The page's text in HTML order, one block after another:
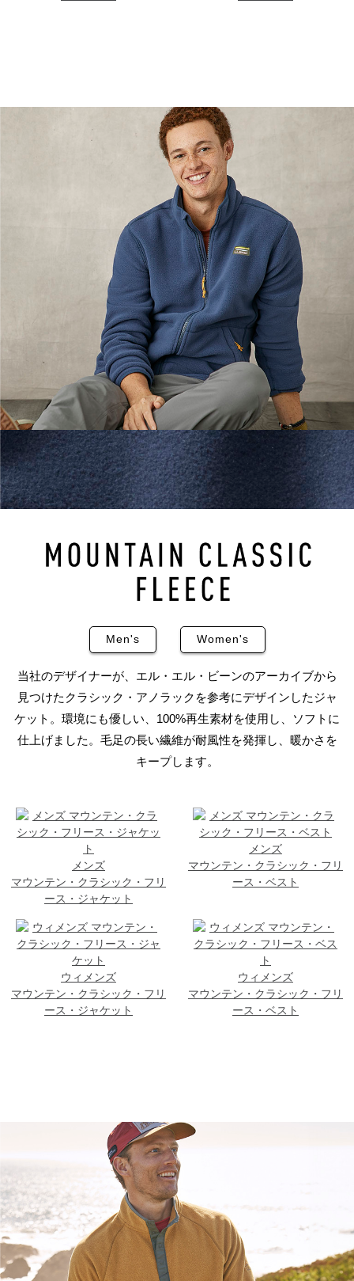
Men's Women's
当社のデザイナーが、エル・エル・ビーンのアーカイブから
見つけたクラシック・アノラックを参考にデザインしたジャ
ケット。環境にも優しい、100%再生素材を使用し、ソフトに
仕上げました。毛足の長い繊維が耐風性を発揮し、暖かさを
キープします。
メンズ
マウンテン・クラシック・フリ
ース・ジャケット
メンズ
マウンテン・クラシック・フリ
ース・ベスト
ウィメンズ
マウンテン・クラシック・フリ
ース・ジャケット
ウィメンズ
マウンテン・クラシック・フリ
ース・ベスト